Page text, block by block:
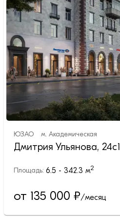
ЮЗАО м. Академическая
Дмитрия Ульянова, 24с1
Площадь: 6.5 - 342.3 м2
от 135 000 ₽/месяц